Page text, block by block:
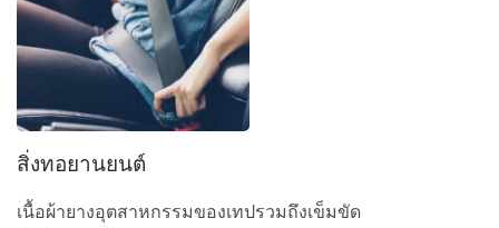
สิ่งทอยานยนต์
เนื้อผ้ายางอุตสาหกรรมของเทปรวมถึงเข็มขัด